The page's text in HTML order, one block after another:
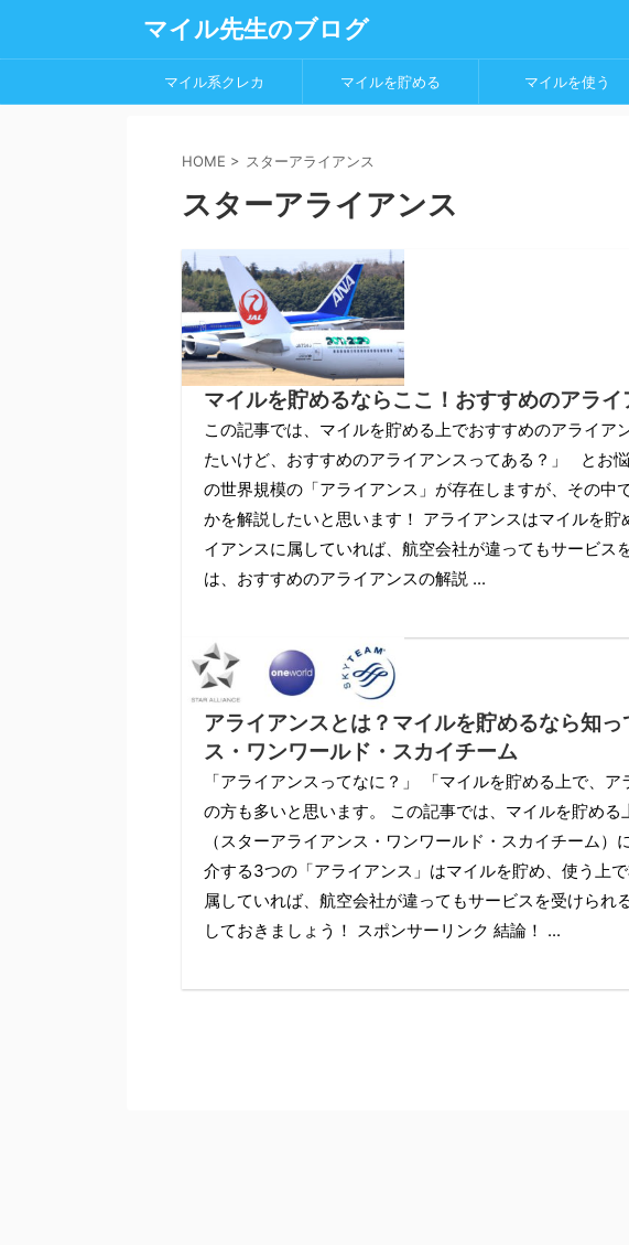
マイル先生のブログ
マイル系クレカ マイルを貯める マイルを使う
HOME > スターアライアンス
スターアライアンス
マイルを貯めるならここ！おすすめのアライ
この記事では、マイルを貯める上でおすすめのアライ
たいけど、おすすめのアライアンスってある？」 とお
の世界規模の「アライアンス」が存在しますが、その中
かを解説したいと思います！ アライアンスはマイルを
イアンスに属していれば、航空会社が違ってもサービス
は、おすすめのアライアンスの解説 ...
アライアンスとは？マイルを貯めるなら知
ス・ワンワールド・スカイチーム
「アライアンスってなに？」 「マイルを貯める上で、
の方も多いと思います。 この記事では、マイルを貯め
（スターアライアンス・ワンワールド・スカイチーム
介する3つの「アライアンス」はマイルを貯め、使う上
属していれば、航空会社が違ってもサービスを受けられ
しておきましょう！ スポンサーリンク 結論！ ...